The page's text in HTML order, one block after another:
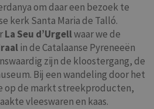
om daar een bezoek te
kerk Santa Maria de Talló.
La Seu d’Urgellwaar we de
in de Catalaanse Pyreneeën
zijn de kloostergang, de
Bij een wandeling door het
op de markt streekproducten,
vleeswaren en kaas.